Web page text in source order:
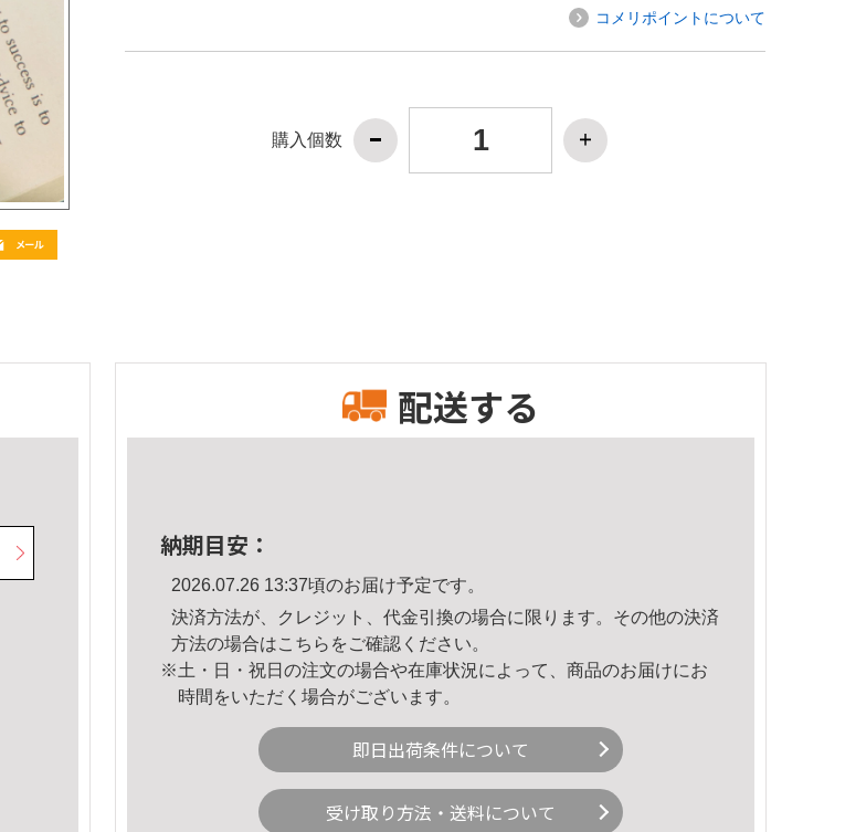
コメリポイントについて
購入個数
配送する
納期目安：
2026.07.26 13:37頃のお届け予定です。
決済方法が、クレジット、代金引換の場合に限ります。その他の決済
方法の場合はこちら をご確認ください。
※土・日・祝日の注文の場合や在庫状況によって、商品のお届けにお
時間をいただく場合がございます。
即日出荷条件について
受け取り方法・送料について